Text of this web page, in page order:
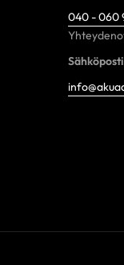
040 - 060
Sähköposti